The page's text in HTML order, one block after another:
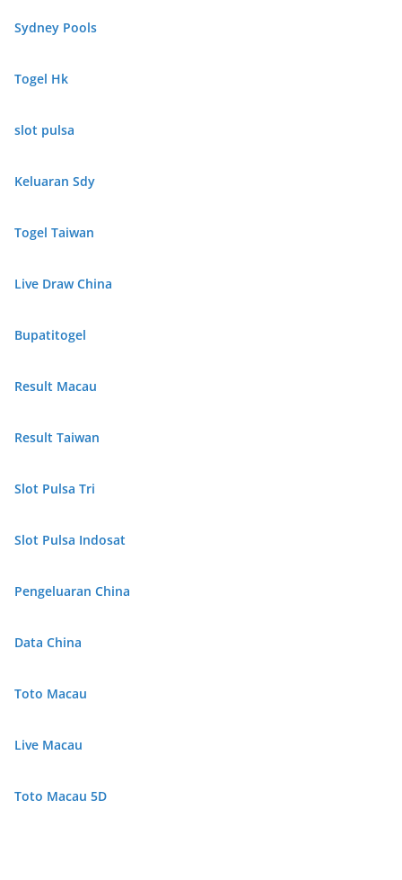
Sydney Pools
Togel Hk
slot pulsa
Keluaran Sdy
Togel Taiwan
Live Draw China
Bupatitogel
Result Macau
Result Taiwan
Slot Pulsa Tri
Slot Pulsa Indosat
Pengeluaran China
Data China
Toto Macau
Live Macau
Toto Macau 5D